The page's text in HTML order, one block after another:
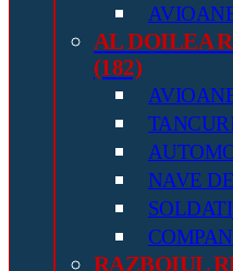
AL DOILEA
(182)
NAVE
SOLDATI
RAZBOIUL